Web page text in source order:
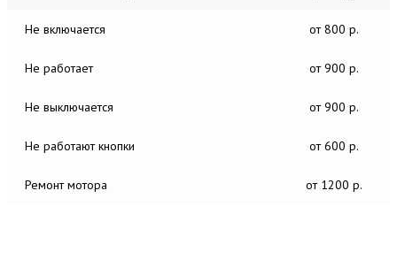
Не включается от 800 р.
Не работает от 900 р.
Не выключается от 900 р.
Не работают кнопки от 600 р.
Ремонт мотора от 1200 р.